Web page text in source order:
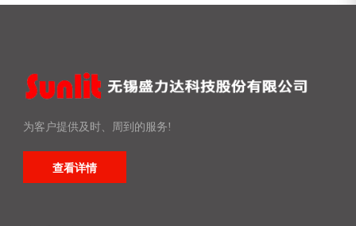
为客户提供及时、周到的服务!
查看详情